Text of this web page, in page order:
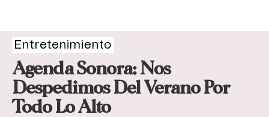
Entretenimiento
Agenda Sonora: Nos
Despedimos Del Verano Por
Todo Lo Alto